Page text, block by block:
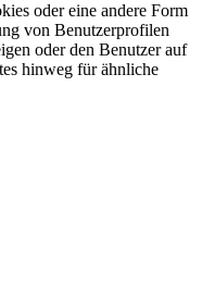
oder eine andere Form
von Benutzerprofilen
oder den Benutzer auf
hinweg für ähnliche